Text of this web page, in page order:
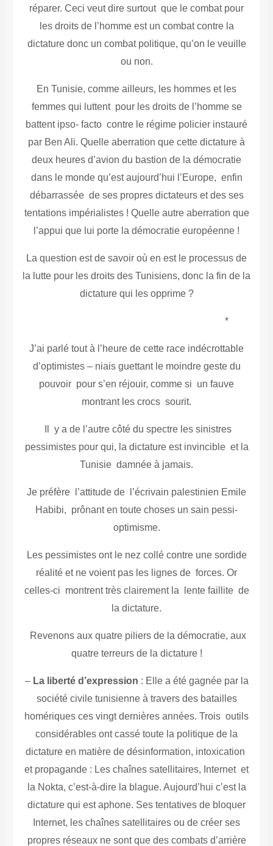
réparer. Ceci veut dire surtout que le combat pour
les droits de l’homme est un combat contre la
dictature donc un combat politique, qu’on le veuille
ou non.
En Tunisie, comme ailleurs, les hommes et les
femmes qui luttent pour les droits de l’homme se
battent ipso- facto contre le régime policier instauré
par Ben Ali. Quelle aberration que cette dictature à
deux heures d’avion du bastion de la démocratie
dans le monde qu’est aujourd’hui l’Europe, enfin
débarrassée de ses propres dictateurs et des ses
tentations impérialistes ! Quelle autre aberration que
l’appui que lui porte la démocratie européenne !
La question est de savoir où en est le processus de
la lutte pour les droits des Tunisiens, donc la fin de la
dictature qui les opprime ?
*
J’ai parlé tout à l’heure de cette race indécrottable
d’optimistes – niais guettant le moindre geste du
pouvoir pour s’en réjouir, comme si un fauve
montrant les crocs sourit.
Il y a de l’autre côté du spectre les sinistres
pessimistes pour qui, la dictature est invincible et la
Tunisie damnée à jamais.
Je préfère l’attitude de l’écrivain palestinien Emile
Habibi, prônant en toute choses un sain pessi-
optimisme.
Les pessimistes ont le nez collé contre une sordide
réalité et ne voient pas les lignes de forces. Or
celles-ci montrent très clairement la lente faillite de
la dictature.
Revenons aux quatre piliers de la démocratie, aux
quatre terreurs de la dictature !
– La liberté d’expression : Elle a été gagnée par la
société civile tunisienne à travers des batailles
homériques ces vingt dernières années. Trois outils
considérables ont cassé toute la politique de la
dictature en matière de désinformation, intoxication
et propagande : Les chaînes satellitaires, Internet et
la Nokta, c’est-à-dire la blague. Aujourd’hui c’est la
dictature qui est aphone. Ses tentatives de bloquer
Internet, les chaînes satellitaires ou de créer ses
propres réseaux ne sont que des combats d’arrière